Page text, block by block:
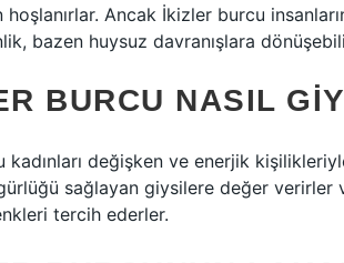
hoşlanırlar. Ancak İkizler burcu
bazen huysuz davranışlara
BURCU NASIL
kadınları değişken ve enerjik
sağlayan giysilere değer verirler
tercih ederler.